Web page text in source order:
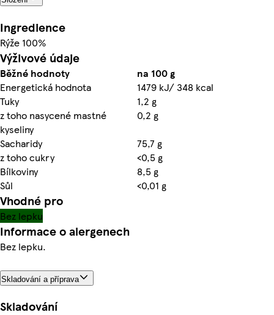
Ingredience
Rýže 100%
Výživové údaje
Běžné hodnoty
na 100 g
Energetická hodnota
1479 kJ/ 348 kcal
Tuky
1,2 g
z toho nasycené mastné
kyseliny
0,2 g
Sacharidy
75,7 g
z toho cukry
<0,5 g
Bílkoviny
8,5 g
Sůl
<0,01 g
Vhodné pro
Bez lepku
Informace o alergenech
Bez lepku.
Skladování a příprava
Skladování